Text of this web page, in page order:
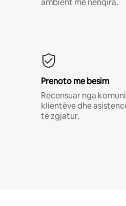
ambient me nënqira.
Prenoto me besim
Recensuar nga
klientëve dhe
të zgjatur.